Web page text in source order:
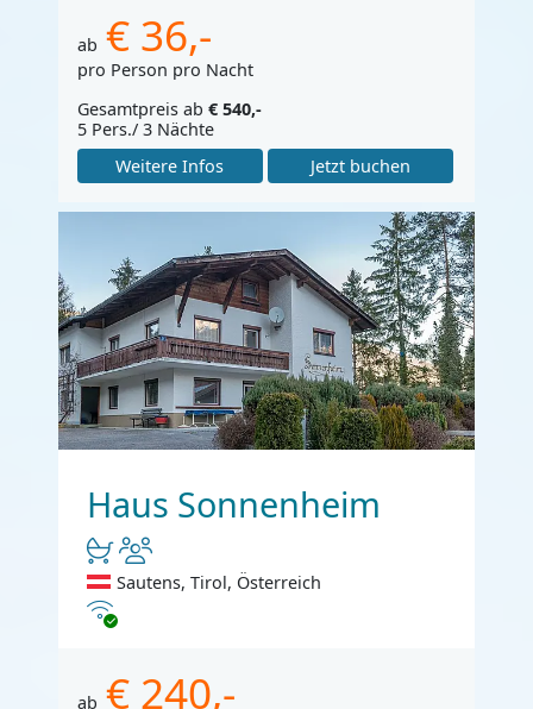
ab € 36,-
pro Person pro Nacht
Gesamtpreis ab € 540,-
5 Pers./ 3 Nächte
Weitere Infos
Jetzt buchen
Haus Sonnenheim
Sautens, Tirol, Österreich
Internet
ab € 240,-